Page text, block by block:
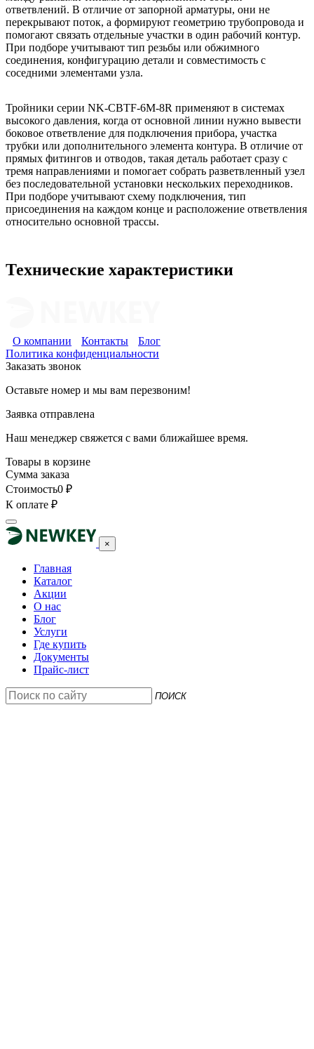
Тройники серии NK-CBTF-6M-8R применяют в системах
высокого давления, когда от основной линии нужно вывести
боковое ответвление для подключения прибора, участка
трубки или дополнительного элемента контура. В отличие от
прямых фитингов и отводов, такая деталь работает сразу с
тремя направлениями и помогает собрать разветвленный узел
без последовательной установки нескольких переходников.
При подборе учитывают схему подключения, тип
присоединения на каждом конце и расположение ответвления
относительно основной трассы.
ответвлений. В отличие от запорной арматуры, они не
перекрывают поток, а формируют геометрию трубопровода и
помогают связать отдельные участки в один рабочий контур.
При подборе учитывают тип резьбы или обжимного
соединения, конфигурацию детали и совместимость с
соседними элементами узла.
Технические характеристики
О компании Контакты
Блог
Политика конфиденциальности
Заказать звонок
Оставьте номер и мы вам перезвоним!
Заявка отправлена
Наш менеджер свяжется с вами ближайшее время.
Товары в корзине
Сумма заказа
Стоимость0 ₽
К оплате ₽
×
Главная
Каталог
Акции
О нас
Блог
Услуги
Где купить
Документы
Прайс-лист
ПОИСК